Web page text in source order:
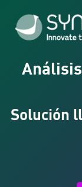
Solución